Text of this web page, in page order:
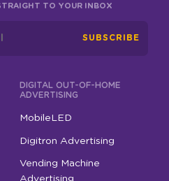
TO YOUR INBOX
SUBSCRIBE
DIGITAL OUT-OF-HOME
ADVERTISING
MobileLED
Digitron Advertising
Vending Machine
Advertising